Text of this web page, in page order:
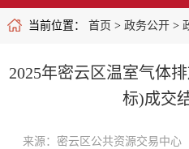
当前位置： 首页 > 政务公开>
2025年密云区温室气体
标)成交
来源：密云区公共资源交易中心